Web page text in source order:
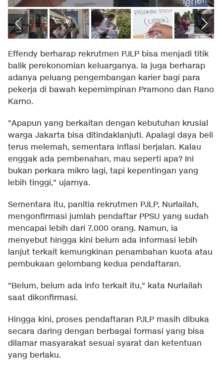
Effendy berharap rekrutmen PJLP bisa menjadi titik
balik perekonomian keluarganya. Ia juga berharap
adanya peluang pengembangan karier bagi para
pekerja di bawah kepemimpinan Pramono dan Rano
Karno.
"Apapun yang berkaitan dengan kebutuhan krusial
warga Jakarta bisa ditindaklanjuti. Apalagi daya beli
terus melemah, sementara inflasi berjalan. Kalau
enggak ada pembenahan, mau seperti apa? Ini
bukan perkara mikro lagi, tapi kepentingan yang
lebih tinggi," ujarnya.
Sementara itu, panitia rekrutmen PJLP, Nurlailah,
mengonfirmasi jumlah pendaftar PPSU yang sudah
mencapai lebih dari 7.000 orang. Namun, ia
menyebut hingga kini belum ada informasi lebih
lanjut terkait kemungkinan penambahan kuota atau
pembukaan gelombang kedua pendaftaran.
"Belum, belum ada info terkait itu," kata Nurlailah
saat dikonfirmasi.
Hingga kini, proses pendaftaran PJLP masih dibuka
secara daring dengan berbagai formasi yang bisa
dilamar masyarakat sesuai syarat dan ketentuan
yang berlaku.